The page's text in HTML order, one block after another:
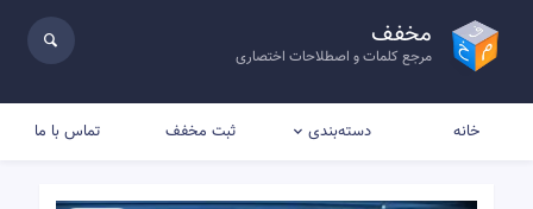
مخفف
مرجع کلمات و اصطلاحات اختصاری
خانه دسته‌بندی ثبت مخفف تماس با ما